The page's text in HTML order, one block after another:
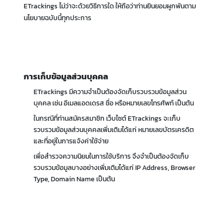
ETrackings ไม่ว่าจะด้วยวิธีการใด ให้ถือว่าท่านยินยอมผูกพันตาม
นโยบายฉบับนี้ทุกประการ
การเก็บข้อมูลส่วนบุคคล
ETrackings มีความจำเป็นต้องจัดเก็บรวบรวมข้อมูลส่วน
บุคคล เช่น อีเมลแอดเดรส ชื่อ หรือหมายเลขโทรศัพท์ เป็นต้น
ในกรณีที่ท่านสมัครสมาชิก เว็บไซต์ ETrackings จะเก็บ
รวบรวมข้อมูลส่วนบุคคลเพิ่มเติมได้แก่ หมายเลขบัตรเครดิต
และที่อยู่ในการแจ้งค่าใช้จ่าย
เพื่อสำรวจความนิยมในการใช้บริการ จึงจำเป็นต้องจัดเก็บ
รวบรวมข้อมูลบางอย่างเพิ่มเติมได้แก่ IP Address, Browser
Type, Domain Name เป็นต้น